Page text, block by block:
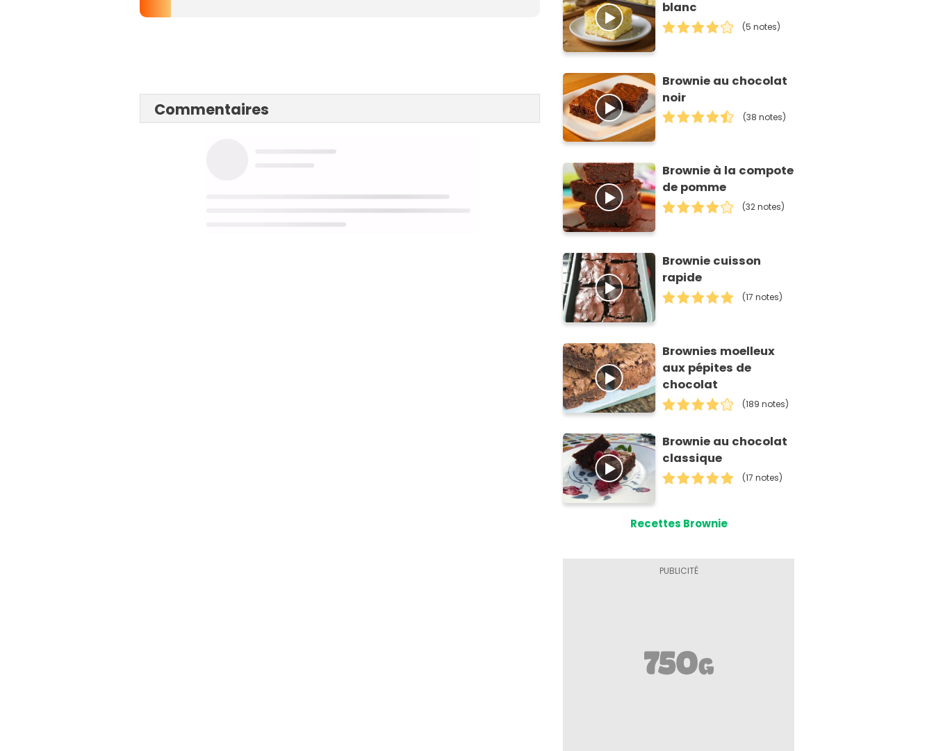
Commentaires
blanc
(5 notes)
Brownie au chocolat
noir
(38 notes)
Brownie à la compote
de pomme
(32 notes)
Brownie cuisson
rapide
(17 notes)
Brownies moelleux
aux pépites de
chocolat
(189 notes)
Brownie au chocolat
classique
(17 notes)
Recettes Brownie